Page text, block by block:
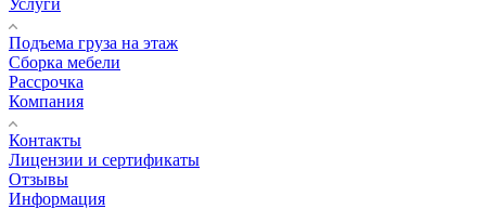
Подъема груза на этаж
Сборка мебели
Рассрочка
Компания
Контакты
Лицензии и сертификаты
Отзывы
Информация